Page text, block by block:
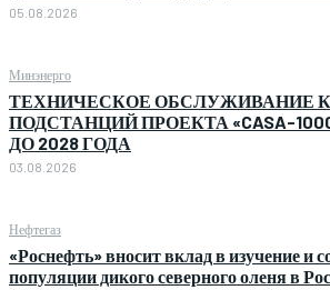
05.08.2026
Минэнерго
ТЕХНИЧЕСКОЕ ОБСЛУЖИВАНИЕ
ПОДСТАНЦИЙ ПРОЕКТА «CASA-
ДО 2028 ГОДА
03.08.2026
Нефтегаз
«Роснефть» вносит вклад в изучение и
популяции дикого северного оленя в